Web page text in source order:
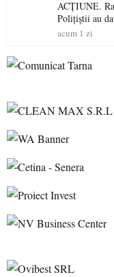
ACȚIUNE.
Polițiștii au
permis într-o
acum 1 zi